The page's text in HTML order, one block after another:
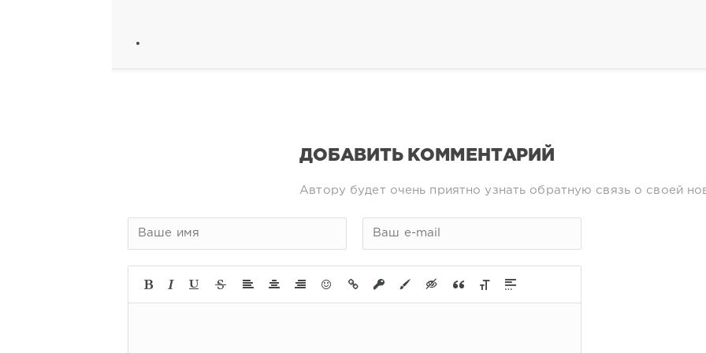
ДОБАВИТЬ КОММЕНТАРИЙ
Автору будет очень приятно узнать обратную связь о своей